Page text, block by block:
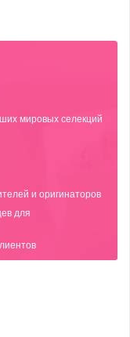
мировых селекций
и оригинаторов
для